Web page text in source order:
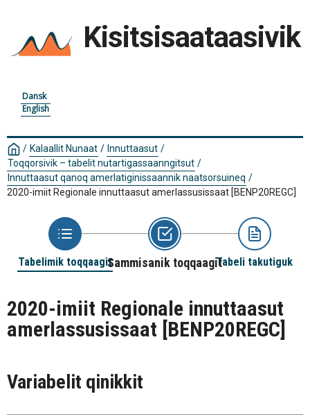
Kisitsisaataasivik
Dansk
English
/ Kalaallit Nunaat / Innuttaasut /
Toqqorsivik – tabelit nutartigassaanngitsut /
Innuttaasut qanoq amerlatiginissaannik naatsorsuineq /
2020-imiit Regionale innuttaasut amerlassusissaat [BENP20REGC]
Tabelimik toqqaagitSammisanik toqqaagitTabeli takutiguk
2020-imiit Regionale innuttaasut
amerlassusissaat [BENP20REGC]
Variabelit qinikkit